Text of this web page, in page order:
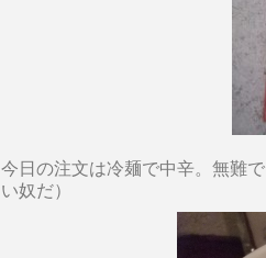
今日の注文は冷麺で中辛。無難
い奴だ）